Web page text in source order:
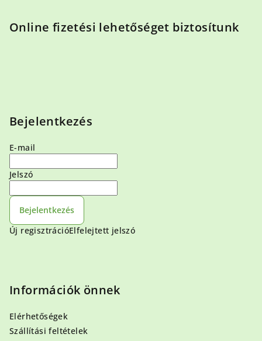
Online fizetési lehetőséget biztosítunk
Bejelentkezés
E-mail
Jelszó
Bejelentkezés
Új regisztrációElfelejtett jelszó
Információk önnek
Elérhetőségek
Szállítási feltételek